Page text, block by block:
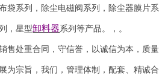
袋系列，除尘电磁阀系列，除尘器膜片系
，星型卸料器系列等产品。，。
售处重合同，守信誉，以诚信为本，质量
为宗旨，我们，管理体制，配套、精诚合